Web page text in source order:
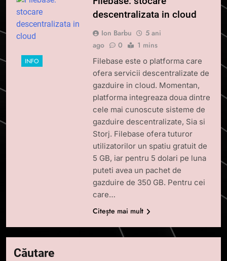
INFO
descentralizata in cloud
Ion Barbu
5 ani
ago
0 1 mins
Filebase este o platforma care
ofera servicii descentralizate de
gazduire in cloud. Momentan,
platforma integreaza doua dintre
cele mai cunoscute sisteme de
gazduire descentralizate, Sia si
Storj. Filebase ofera tuturor
utilizatorilor un spatiu gratuit de
5 GB, iar pentru 5 dolari pe luna
puteti avea un pachet de
gazduire de 350 GB. Pentru cei
care…
Citește mai mult
Căutare